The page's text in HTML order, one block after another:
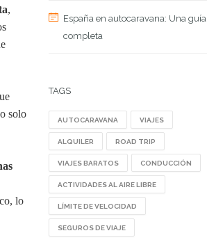
,
solo
lo
España en autocaravana: Una guía
completa
TAGS
AUTOCARAVANA VIAJES
ALQUILER ROAD TRIP
VIAJES BARATOS CONDUCCIÓN
ACTIVIDADES AL AIRE LIBRE
LÍMITE DE VELOCIDAD
SEGUROS DE VIAJE